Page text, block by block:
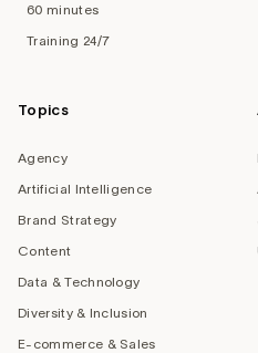
60 minutes
Training 24/7
Topics
Agency
Artificial Intelligence
Brand Strategy
Content
Data & Technology
Diversity & Inclusion
E-commerce & Sales